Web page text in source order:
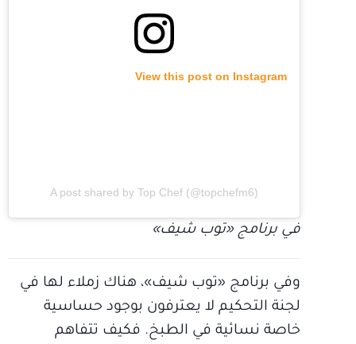
View this post on Instagram
A post shared by Top Chef (@topchefm6)
في برنامج «توب شيف»
وفي برنامج «توب شيف»، هناك زملاء لها في
لجنة التحكيم لا يعترفون بوجود حساسية
خاصة نسائية في الطبخ. فكيف تتفاهم